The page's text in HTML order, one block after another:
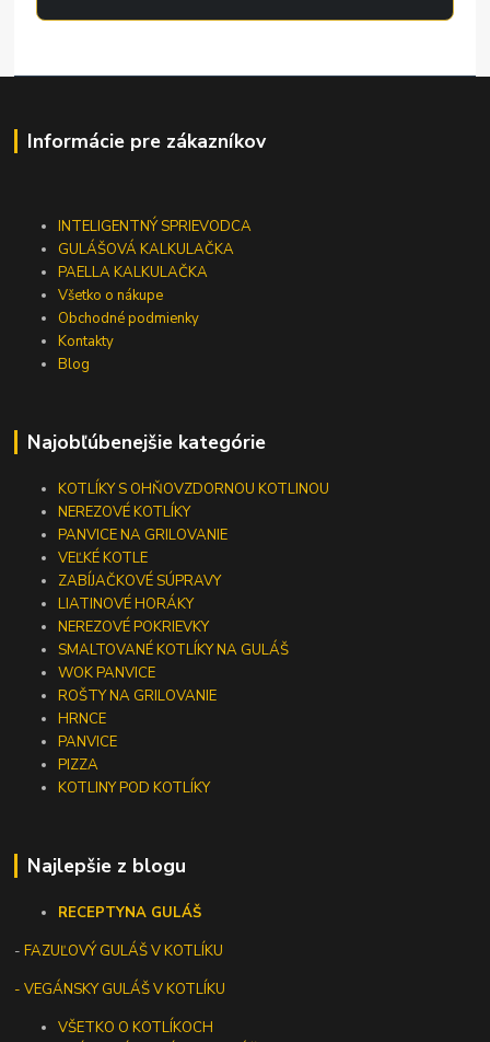
Informácie pre zákazníkov
INTELIGENTNÝ SPRIEVODCA
GULÁŠOVÁ KALKULAČKA
PAELLA KALKULAČKA
Všetko o nákupe
Obchodné podmienky
Kontakty
Blog
Najobľúbenejšie kategórie
KOTLÍKY S OHŇOVZDORNOU KOTLINOU
NEREZOVÉ KOTLÍKY
PANVICE NA GRILOVANIE
VEĽKÉ KOTLE
ZABÍJAČKOVÉ SÚPRAVY
LIATINOVÉ HORÁKY
NEREZOVÉ POKRIEVKY
SMALTOVANÉ KOTLÍKY NA GULÁŠ
WOK PANVICE
ROŠTY NA GRILOVANIE
HRNCE
PANVICE
PIZZA
KOTLINY POD KOTLÍKY
Najlepšie z blogu
RECEPTYNA GULÁŠ
-FAZUĽOVÝ GULÁŠ V KOTLÍKU
- VEGÁNSKY GULÁŠ V KOTLÍKU
VŠETKO O KOTLÍKOCH